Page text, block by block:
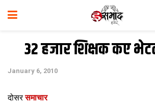
32 हजार शिक्षक कए
January 6, 2010
दोसर समाचार